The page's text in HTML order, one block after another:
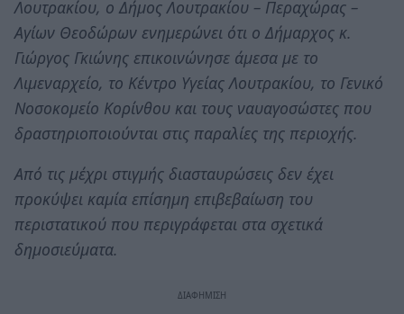
Λουτρακίου, ο Δήμος Λουτρακίου – Περαχώρας –
Αγίων Θεοδώρων ενημερώνει ότι ο Δήμαρχος κ.
Γιώργος Γκιώνης επικοινώνησε άμεσα με το
Λιμεναρχείο, το Κέντρο Υγείας Λουτρακίου, το Γενικό
Νοσοκομείο Κορίνθου και τους ναυαγοσώστες που
δραστηριοποιούνται στις παραλίες της περιοχής.
Από τις μέχρι στιγμής διασταυρώσεις δεν έχει
προκύψει καμία επίσημη επιβεβαίωση του
περιστατικού που περιγράφεται στα σχετικά
δημοσιεύματα.